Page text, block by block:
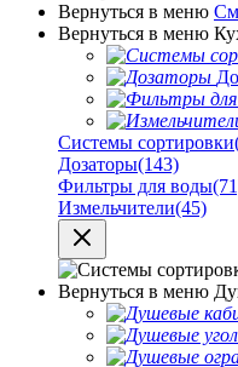
Вернуться в меню
Вернуться в меню
Системы сортировки
Дозаторы(143)
Фильтры для воды
Измельчители(45)
Вернуться в меню